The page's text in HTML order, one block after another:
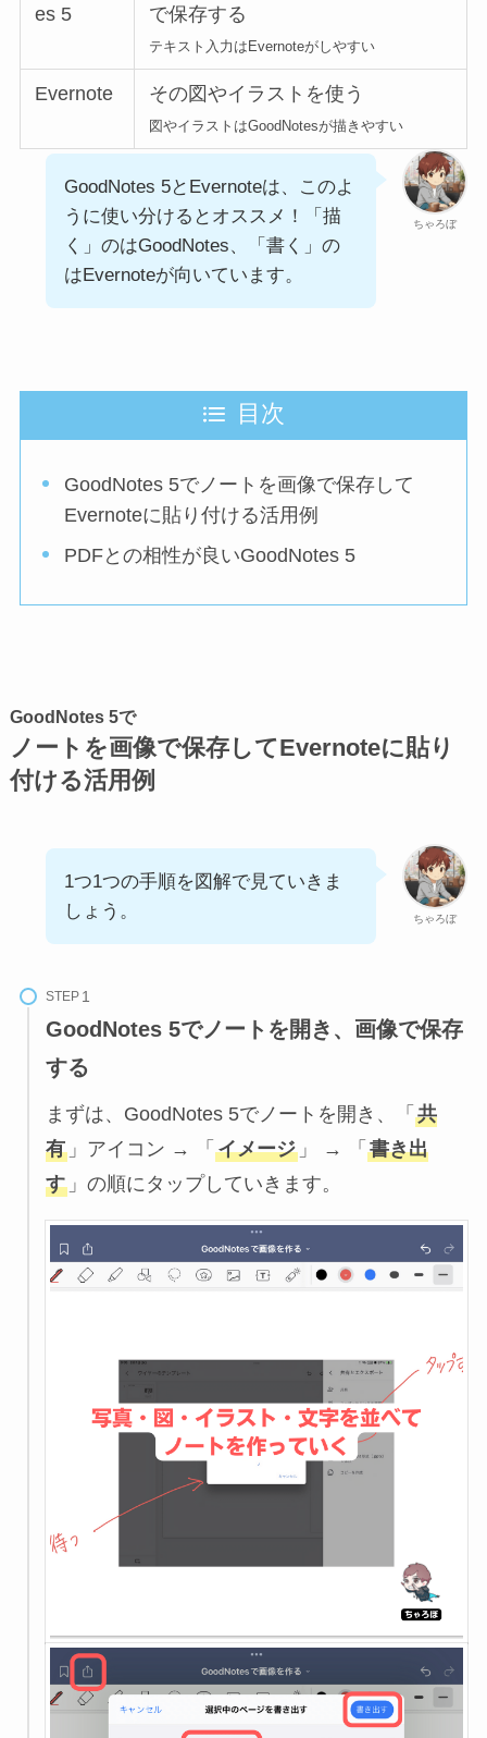
es 5
で保存する
テキスト入力はEvernoteがしやすい
Evernote その図やイラストを使う
図やイラストはGoodNotesが描きやすい
ちゃろぼ
GoodNotes 5とEvernoteは、このよ
うに使い分けるとオススメ！「描
く」のはGoodNotes、「書く」の
はEvernoteが向いています。
目次
GoodNotes 5でノートを画像で保存して
Evernoteに貼り付ける活用例
PDFとの相性が良いGoodNotes 5
GoodNotes 5で
ノートを画像で保存してEvernoteに貼り
付ける活用例
ちゃろぼ
1つ1つの手順を図解で見ていきま
しょう。
STEP
GoodNotes 5でノートを開き、画像で保存
する
まずは、GoodNotes 5でノートを開き、「 共
有」アイコン → 「 イメージ」 → 「 書き出
す」の順にタップしていきます。